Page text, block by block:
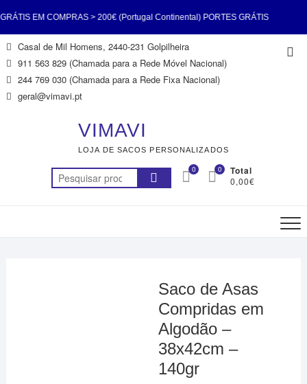
EM COMPRAS > 200€ (Portugal Continental) PORTES GRÁTIS
> 200€ (Portugal Continental) PORTES GRÁTIS EM COMPRAS >
Continental) PORTES GRÁTIS EM COMPRAS > 200€ (Portugal
EM COMPRAS > 200€ (Portugal Continental) PORTES GRÁTIS
> 200€ (Portugal Continental) PORTES GRÁTIS EM COMPRAS >
Skip
to
content
Casal de Mil Homens, 2440-231 Golpilheira
911 563 829 (Chamada para a Rede Móvel Nacional)
244 769 030 (Chamada para a Rede Fixa Nacional)
geral@vimavi.pt
VIMAVI
LOJA DE SACOS PERSONALIZADOS
Pesquisar
por:
0 Total
0,00€
0
Saco de Asas
Compridas em
Algodão –
38x42cm –
140gr